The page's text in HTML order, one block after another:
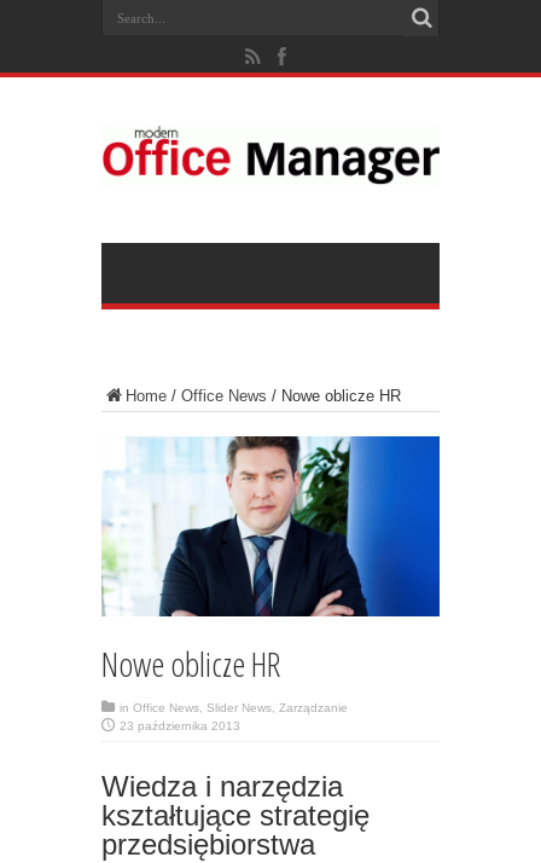
Home / Office News / Nowe oblicze HR
Nowe oblicze HR
in Office News, Slider News, Zarządzanie
23 października 2013
Wiedza i narzędzia
kształtujące strategię
przedsiębiorstwa